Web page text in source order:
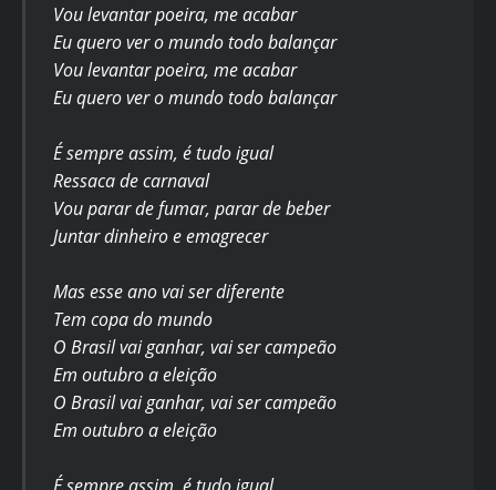
Vou levantar poeira, me acabar
Eu quero ver o mundo todo balançar
Vou levantar poeira, me acabar
Eu quero ver o mundo todo balançar
É sempre assim, é tudo igual
Ressaca de carnaval
Vou parar de fumar, parar de beber
Juntar dinheiro e emagrecer
Mas esse ano vai ser diferente
Tem copa do mundo
O Brasil vai ganhar, vai ser campeão
Em outubro a eleição
O Brasil vai ganhar, vai ser campeão
Em outubro a eleição
É sempre assim, é tudo igual